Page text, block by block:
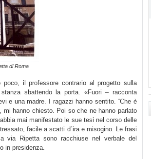
di Roma
il professore contrario al progetto sulla
sbattendo la porta. «Fuori – racconta
e una madre. I ragazzi hanno sentito. “Che è
hanno chiesto. Poi so che ne hanno parlato
mai manifestato le sue tesi nel corso delle
facile a scatti d´ira e misogino. Le frasi
via Ripetta sono racchiuse nel verbale del
in presidenza.